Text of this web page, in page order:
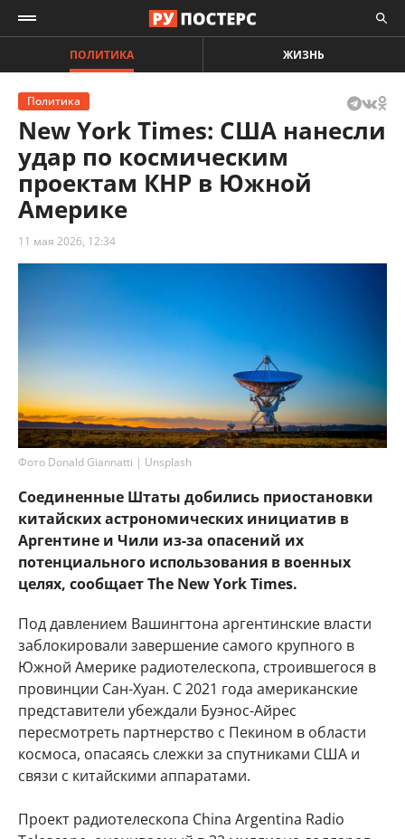
ПОЛИТИКА ЖИЗНЬ
Политика
New York Times: США нанесли
удар по космическим
проектам КНР в Южной
Америке
11 мая 2026, 12:34
Фото Donald Giannatti | Unsplash
Соединенные Штаты добились приостановки
китайских астрономических инициатив в
Аргентине и Чили из-за опасений их
потенциального использования в военных
целях, сообщает The New York Times.
Под давлением Вашингтона аргентинские власти
заблокировали завершение самого крупного в
Южной Америке радиотелескопа, строившегося в
провинции Сан-Хуан. С 2021 года американские
представители убеждали Буэнос-Айрес
пересмотреть партнерство с Пекином в области
космоса, опасаясь слежки за спутниками США и
связи с китайскими аппаратами.
Проект радиотелескопа China Argentina Radio